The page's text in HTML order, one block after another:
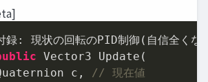
Vector3 Update(
c, // 現在値